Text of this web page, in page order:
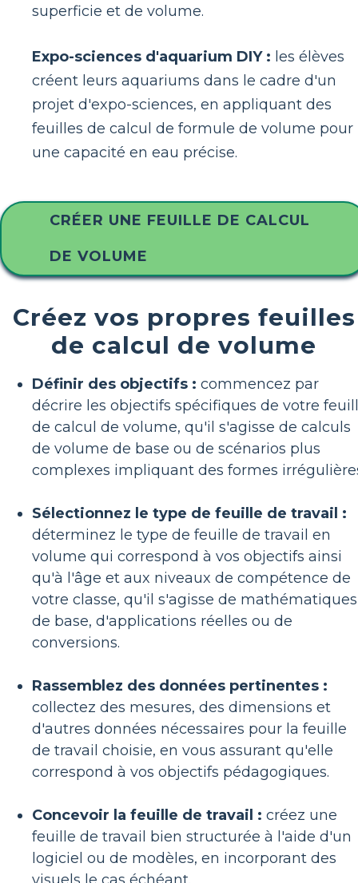
superficie et de volume.
Expo-sciences d'aquarium DIY : les élèves
créent leurs aquariums dans le cadre d'un
projet d'expo-sciences, en appliquant des
feuilles de calcul de formule de volume pour
une capacité en eau précise.
CRÉER UNE FEUILLE DE CALCUL
DE VOLUME
Créez vos propres feuilles
de calcul de volume
Définir des objectifs : commencez par
décrire les objectifs spécifiques de votre
de calcul de volume, qu'il s'agisse de calculs
de volume de base ou de scénarios plus
complexes impliquant des formes
Sélectionnez le type de feuille de travail :
déterminez le type de feuille de travail en
volume qui correspond à vos objectifs ainsi
qu'à l'âge et aux niveaux de compétence de
votre classe, qu'il s'agisse de mathématiques
de base, d'applications réelles ou de
conversions.
Rassemblez des données pertinentes :
collectez des mesures, des dimensions et
d'autres données nécessaires pour la feuille
de travail choisie, en vous assurant qu'elle
correspond à vos objectifs pédagogiques.
Concevoir la feuille de travail : créez une
feuille de travail bien structurée à l'aide d'un
logiciel ou de modèles, en incorporant des